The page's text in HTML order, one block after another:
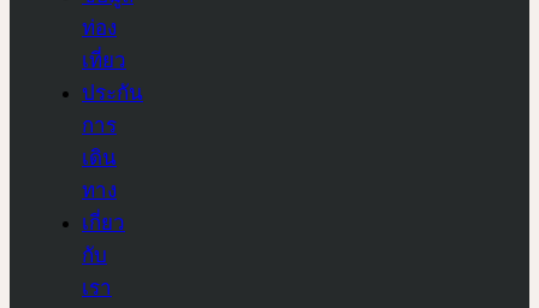
ท่อง
เที่ยว
ประกัน
การ
เดิน
ทาง
เกี่ยว
กับ
เรา